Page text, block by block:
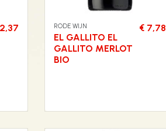
RODE WIJN
EL GALLITO EL
GALLITO MERLOT
BIO
€ 7,78